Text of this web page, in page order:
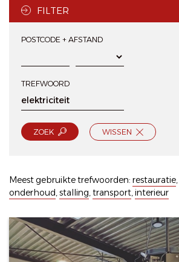
FILTER
POSTCODE + AFSTAND
TREFWOORD
ZOEK WISSEN
Meest gebruikte trefwoorden: restauratie,
onderhoud,stalling,transport,interieur